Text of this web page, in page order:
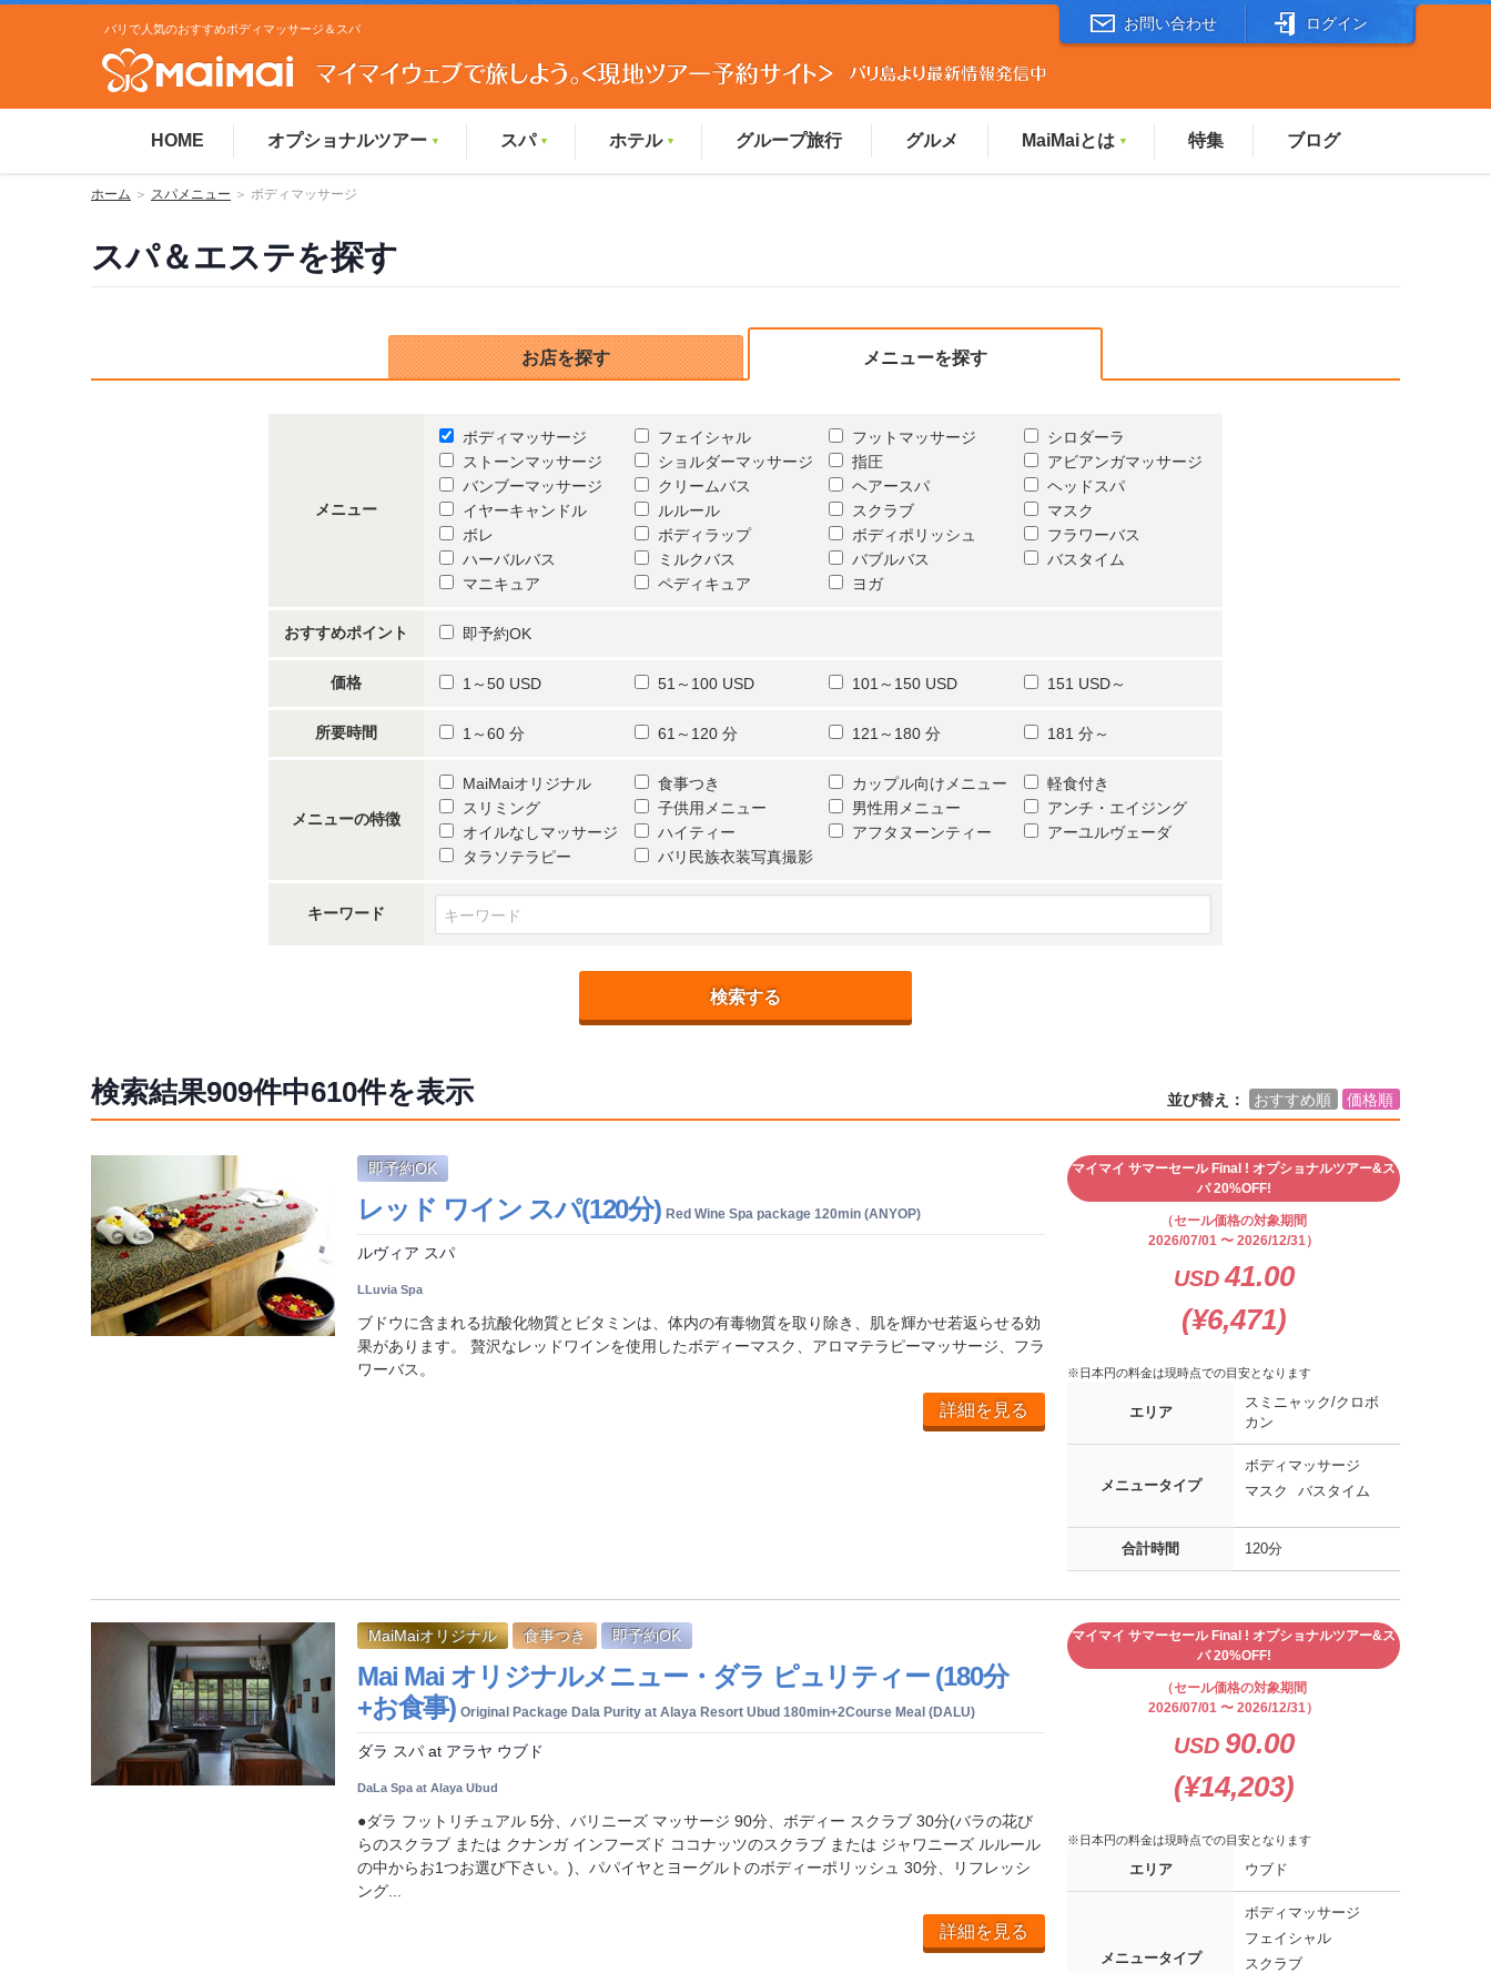
お問い合わせ ログイン
バリで人気のおすすめボディマッサージ＆スパ
HOME オプショナルツアー ▼ スパ ▼ ホテル ▼ グループ旅行 グルメ MaiMaiとは ▼ 特集 ブログ
ホーム ＞ スパメニュー ＞ ボディマッサージ
スパ＆エステを探す
お店を探す メニューを探す
メニュー
ボディマッサージ フェイシャル フットマッサージ
シロダーラ
ストーンマッサージ
ショルダーマッサージ 指圧
アビアンガマッサージ
バンブーマッサージ
クリームバス ヘアースパ
ヘッドスパ
イヤーキャンドル
ルルール スクラブ
マスク
ボレ
ボディラップ ボディポリッシュ
フラワーバス
ハーバルバス
ミルクバス バブルバス
バスタイム
マニキュア
ペディキュア ヨガ
おすすめポイント 即予約OK
価格 1～50 USD 51～100 USD 101～150 USD 151 USD～
所要時間 1～60 分 61～120 分 121～180 分 181 分～
メニューの特徴
MaiMaiオリジナル 食事つき カップル向けメニュー
軽食付き
スリミング
子供用メニュー 男性用メニュー
アンチ・エイジング
オイルなしマッサージ
ハイティー アフタヌーンティー
アーユルヴェーダ
タラソテラピー
バリ民族衣装写真撮影
キーワード
検索する
検索結果909件中610件を表示 並び替え： おすすめ順 価格順
即予約OK
レッド ワイン スパ(120分) Red Wine Spa package 120min (ANYOP)
ルヴィア スパ
LLuvia Spa
ブドウに含まれる抗酸化物質とビタミンは、体内の有毒物質を取り除き、肌を輝かせ若返らせる効
果があります。 贅沢なレッドワインを使用したボディーマスク、アロマテラピーマッサージ、フラ
ワーバス。
詳細を見る
マイマイ サマーセール Final ! オプショナルツアー&ス
パ 20%OFF!
（セール価格の対象期間
2026/07/01 〜 2026/12/31）
USD 41.00
(¥6,471)
※日本円の料金は現時点での目安となります
エリア
スミニャック/クロボ
カン
メニュータイプ
ボディマッサージ
マスク
バスタイム
合計時間 120分
MaiMaiオリジナル 食事つき 即予約OK
Mai Mai オリジナルメニュー・ダラ ピュリティー (180分
+お食事) Original Package Dala Purity at Alaya Resort Ubud 180min+2Course Meal (DALU)
ダラ スパ at アラヤ ウブド
DaLa Spa at Alaya Ubud
●ダラ フットリチュアル 5分、バリニーズ マッサージ 90分、ボディー スクラブ 30分(バラの花び
らのスクラブ または クナンガ インフーズド ココナッツのスクラブ または ジャワニーズ ルルール
の中からお1つお選び下さい。)、パパイヤとヨーグルトのボディーポリッシュ 30分、リフレッシ
ング...
詳細を見る
マイマイ サマーセール Final ! オプショナルツアー&ス
パ 20%OFF!
（セール価格の対象期間
2026/07/01 〜 2026/12/31）
USD 90.00
(¥14,203)
※日本円の料金は現時点での目安となります
エリア ウブド
メニュータイプ
ボディマッサージ
フェイシャル
スクラブ